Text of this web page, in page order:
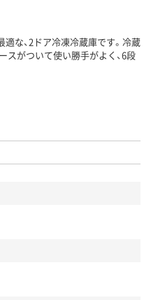
適な、2ドア冷凍冷蔵庫です。冷蔵
スがついて使い勝手がよく、6段